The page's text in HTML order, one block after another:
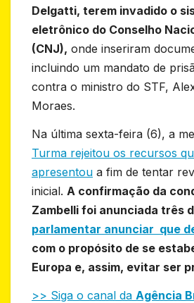
Delgatti, terem invadido o
eletrônico do Conselho
(CNJ), onde inseriram
incluindo um mandato de
contra o ministro do STF,
Moraes.
Na última sexta-feira (6), a
Turma rejeitou os recursos
apresentou a fim de tentar
inicial. A confirmação da
Zambelli foi anunciada três
parlamentar anunciar que
com o propósito de se
Europa e, assim, evitar ser
>> Siga o canal da Agência